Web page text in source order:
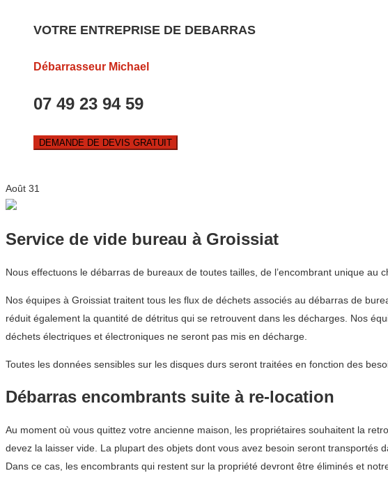
VOTRE ENTREPRISE DE DEBARRAS
Débarrasseur Michael
07 49 23 94 59
DEMANDE DE DEVIS GRATUIT
Août 31
Service de vide bureau à Groissiat
Nous effectuons le débarras de bureaux de toutes tailles, de l’encombrant unique au
Nos équipes à Groissiat traitent tous les flux de déchets associés au débarras de
réduit également la quantité de détritus qui se retrouvent dans les décharges. Nos
déchets électriques et électroniques ne seront pas mis en décharge.
Toutes les données sensibles sur les disques durs seront traitées en fonction des
Débarras encombrants suite à re-location
Au moment où vous quittez votre ancienne maison, les propriétaires souhaitent la
devez la laisser vide. La plupart des objets dont vous avez besoin seront transportés
Dans ce cas, les encombrants qui restent sur la propriété devront être éliminés et